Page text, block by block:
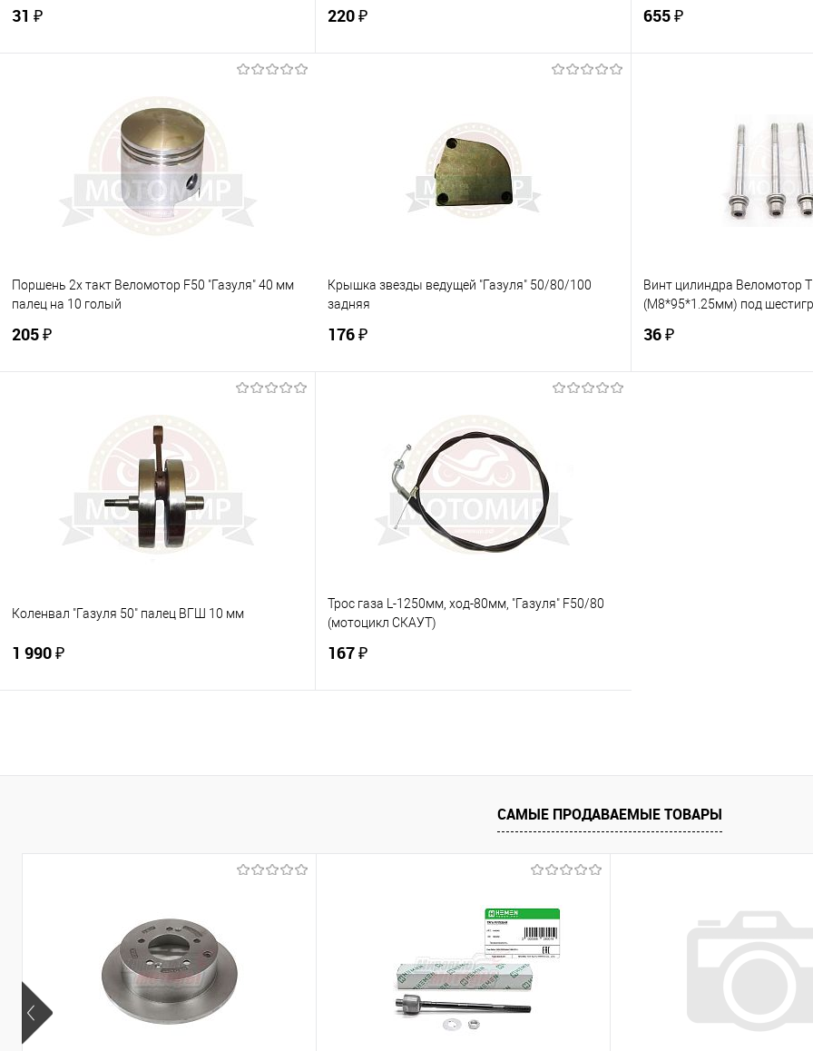
31 ₽
К сравнению
В наличии
220 ₽
К сравнению
В наличии
655 ₽
Купить в 1 клик
Поршень 2х такт Веломотор F50 "Газуля" 40 мм
палец на 10 голый
205 ₽
В наличии
Крышка звезды ведущей "Газуля" 50/80/100
задняя
176 ₽
Купить в 1 клик
К сравнению
В избранное
В наличии
Винт цилиндра Веломотор
(М8*95*1.25мм) под
36 ₽
Коленвал "Газуля 50" палец ВГШ 10 мм
1 990 ₽
Купить в 1 клик
К сравнению
Трос газа L-1250мм, ход-80мм, "Газуля" F50/80
(мотоцикл СКАУТ)
167 ₽
Купить в 1 клик
К сравнению
В наличии
САМЫЕ ПРОДАВАЕМЫЕ ТОВАРЫ